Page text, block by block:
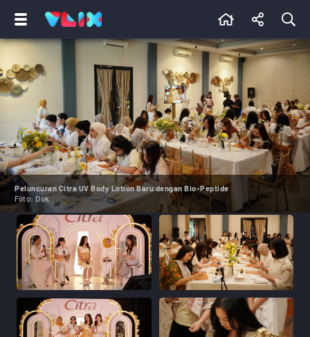
Peluncuran Citra UV Body Lotion Baru dengan Bio-Peptide
Foto: Dok